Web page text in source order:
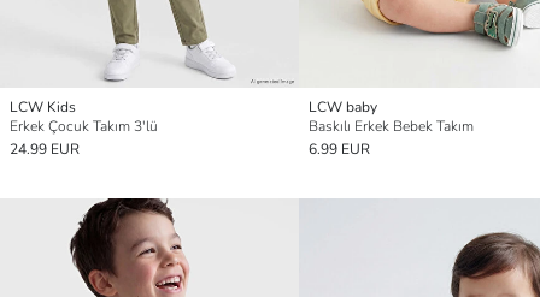
LCW Kids
Erkek Çocuk Takım 3'lü
24.99 EUR
LCW baby
Baskılı Erkek Bebek Takım
6.99 EUR